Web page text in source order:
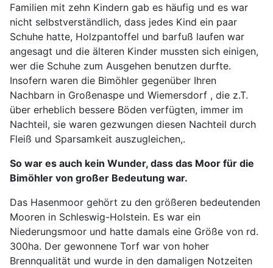
Familien mit zehn Kindern gab es häufig und es war
nicht selbstverständlich, dass jedes Kind ein paar
Schuhe hatte, Holzpantoffel und barfuß laufen war
angesagt und die älteren Kinder mussten sich einigen,
wer die Schuhe zum Ausgehen benutzen durfte.
Insofern waren die Bimöhler gegenüber Ihren
Nachbarn in Großenaspe und Wiemersdorf , die z.T.
über erheblich bessere Böden verfügten, immer im
Nachteil, sie waren gezwungen diesen Nachteil durch
Fleiß und Sparsamkeit auszugleichen,.
So war es auch kein Wunder, dass das Moor für die
Bimöhler von großer Bedeutung war.
Das Hasenmoor gehört zu den größeren bedeutenden
Mooren in Schleswig-Holstein. Es war ein
Niederungsmoor und hatte damals eine Größe von rd.
300ha. Der gewonnene Torf war von hoher
Brennqualität und wurde in den damaligen Notzeiten